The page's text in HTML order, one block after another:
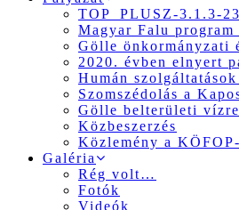
TOP_PLUSZ-3.1.3-
Magyar Falu program
Gölle önkormányzati
2020. évben elnyert
Humán
Szomszédolás a
Gölle belterületi
Közbeszerzés
Közlemény a
Galéria
Rég volt…
Fotók
Videók